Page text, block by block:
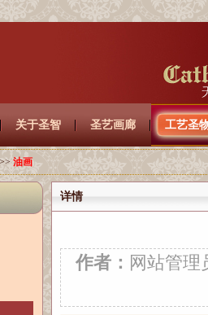
关于圣智 圣艺画廊 工艺圣
油画
详情
作者： 网站管